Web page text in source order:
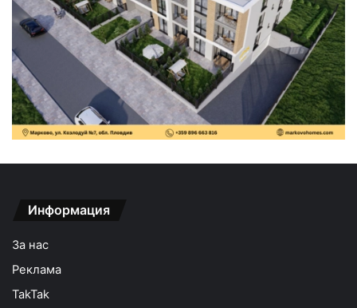
Информация
За нас
Реклама
TakTak